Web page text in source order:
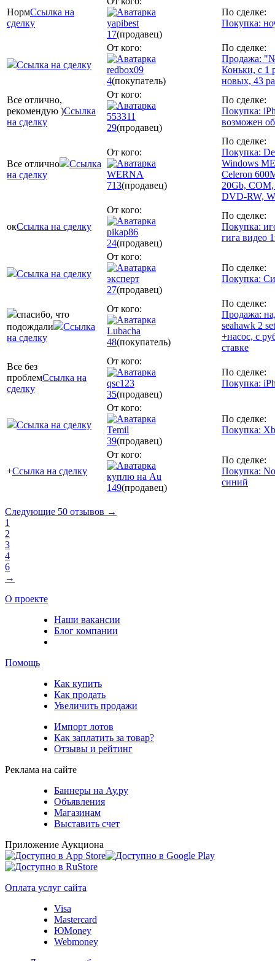
НормСсылка на
сделку
yapibest
17(продавец)
По сделке:
Покупка:
Ссылка на сделку
От кого:
redbox09
4(покупатель)
По сделке:
Продажа:
Коньки, с 1
новых, 43
Все отлично,
рекомендую )Ссылка
на сделку
От кого:
553311
29(продавец)
По сделке:
Покупка:
возможен
Все отлично
Ссылка
на сделку
От кого:
WERNA
713(продавец)
По сделке:
Покупка:
Windows
Celeron
20Gb,
DVD-RW,
окСсылка на сделку
От кого:
pikap86
24(продавец)
По сделке:
Покупка:
гига видео
Ссылка на сделку
От кого:
эксперт
27(продавец)
По сделке:
Покупка:
спасибо, что
подождали
Ссылка
на сделку
От кого:
Lubacha
48(покупатель)
По сделке:
Продажа:
seahawk 2
+насос, с
ставке
Все без
проблемСсылка на
сделку
От кого:
qsc123
35(продавец)
По сделке:
Покупка:
Ссылка на сделку
От кого:
Temil
39(продавец)
По сделке:
Покупка:
+Ссылка на сделку
От кого:
куплю на Au
149(продавец)
По сделке:
Покупка:
синий
Следующие 50 отзывов →
1
2
3
4
6
→
О проекте
Наши вакансии
Блог компании
Помощь
Как купить
Как продать
Увеличить продажи
Импорт лотов
Как заплатить за товар?
Отзывы и рейтинг
Реклама на сайте
Баннеры на Ау.ру
Объявления
Магазинам
Выставить счет
Приложение Аукциона
Оплата услуг сайта
Visa
Mastercard
ЮMoney
Webmoney